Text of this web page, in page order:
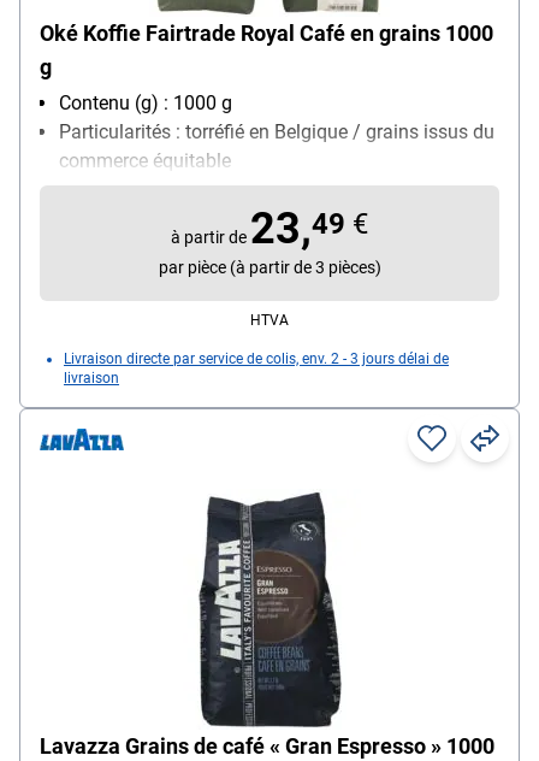
Oké Koffie Fairtrade Royal Café en grains 1000
g
Contenu (g) : 1000 g
Particularités : torréfié en Belgique / grains issus du
commerce équitable
Sorte de café : Mélange de café
à partir de 23,49 €
par pièce (à partir de 3 pièces)
HTVA
Livraison directe par service de colis, env. 2 - 3 jours délai de
livraison
Lavazza Grains de café « Gran Espresso » 1000